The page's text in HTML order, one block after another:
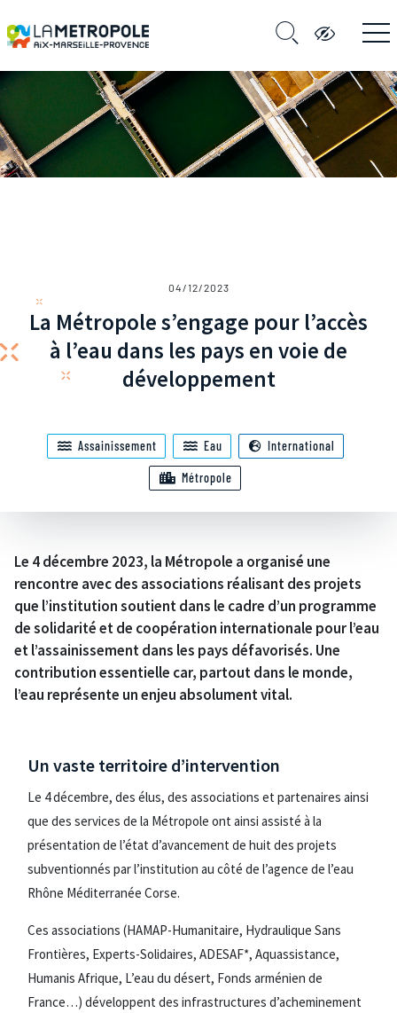
04/12/2023
La Métropole s’engage pour l’accès
à l’eau dans les pays en voie de
développement
Assainissement Eau International
Métropole
Le 4 décembre 2023, la Métropole a organisé une
rencontre avec des associations réalisant des projets
que l’institution soutient dans le cadre d’un programme
de solidarité et de coopération internationale pour l’eau
et l’assainissement dans les pays défavorisés. Une
contribution essentielle car, partout dans le monde,
l’eau représente un enjeu absolument vital.
Un vaste territoire d’intervention
Le 4 décembre, des élus, des associations et partenaires ainsi
que des services de la Métropole ont ainsi assisté à la
présentation de l’état d’avancement de huit des projets
subventionnés par l’institution au côté de l’agence de l’eau
Rhône Méditerranée Corse.
Ces associations (HAMAP-Humanitaire, Hydraulique Sans
Frontières, Experts-Solidaires, ADESAF*, Aquassistance,
Humanis Afrique, L’eau du désert, Fonds arménien de
France…) développent des infrastructures d’acheminement